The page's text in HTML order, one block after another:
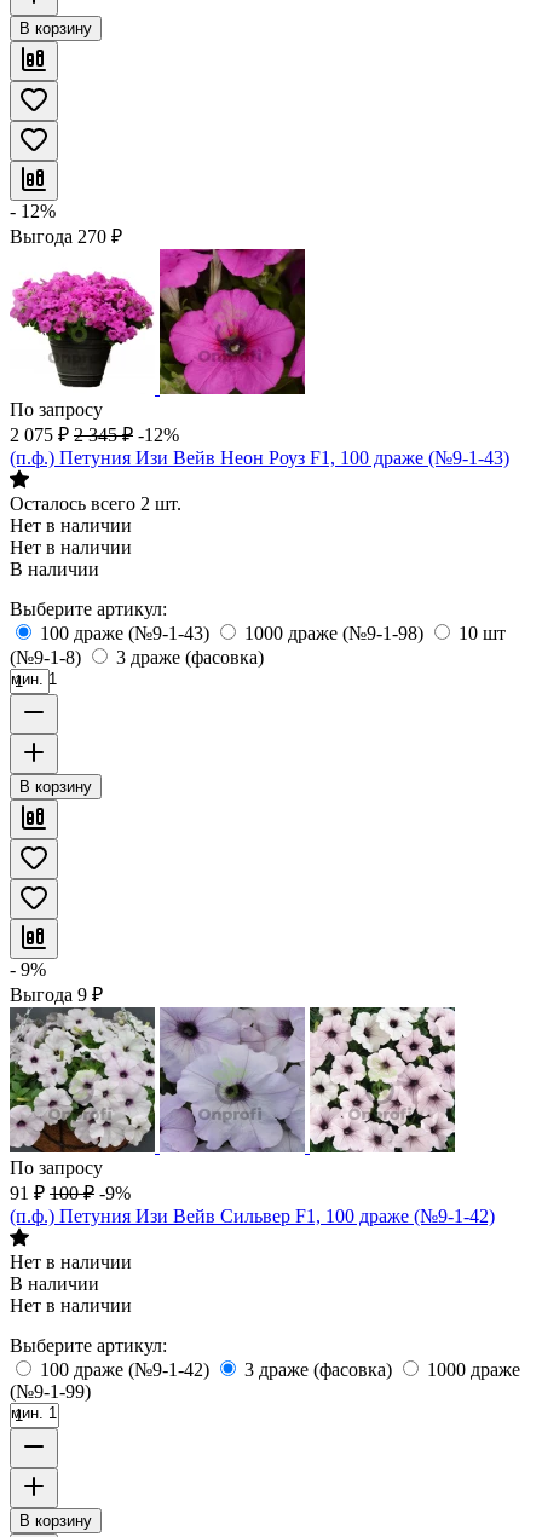
В корзину
- 12%
Выгода 270 ₽
По запросу
2 075 ₽ 2 345 ₽ -12%
(п.ф.) Петуния Изи Вейв Неон Роуз F1, 100 драже (№9-1-43)
Осталось всего 2 шт.
Нет в наличии
Нет в наличии
В наличии
Выберите артикул:
100 драже (№9-1-43)
1000 драже (№9-1-98)
10 шт
(№9-1-8)
3 драже (фасовка)
мин. 1
В корзину
- 9%
Выгода 9 ₽
По запросу
91 ₽ 100 ₽ -9%
(п.ф.) Петуния Изи Вейв Сильвер F1, 100 драже (№9-1-42)
Нет в наличии
В наличии
Нет в наличии
Выберите артикул:
100 драже (№9-1-42)
3 драже (фасовка)
1000 драже
(№9-1-99)
мин. 1
В корзину